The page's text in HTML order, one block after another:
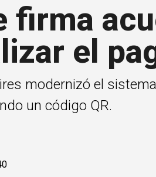
firma
el
modernizó el
un código QR.